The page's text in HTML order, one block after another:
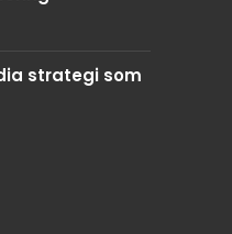
strategi som